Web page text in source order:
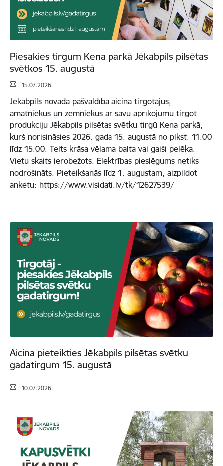
Piesakies tirgum Kena parkā Jēkabpils pilsētas
svētkos 15. augustā
15.07.2026.
Jēkabpils novada pašvaldība aicina tirgotājus,
amatniekus un zemniekus ar savu aprīkojumu tirgot
produkciju Jēkabpils pilsētas svētku tirgū Kena parkā,
kurš norisināsies 2026. gada 15. augustā no plkst. 11.00
līdz 15.00. Telts krāsa vēlama balta vai gaiši pelēka.
Vietu skaits ierobežots. Elektrības pieslēgums netiks
nodrošināts. Pieteikšanās līdz 1. augustam, aizpildot
anketu: https://www.visidati.lv/tk/12627539/
Aicina pieteikties Jēkabpils pilsētas svētku
gadatirgum 15. augustā
10.07.2026.